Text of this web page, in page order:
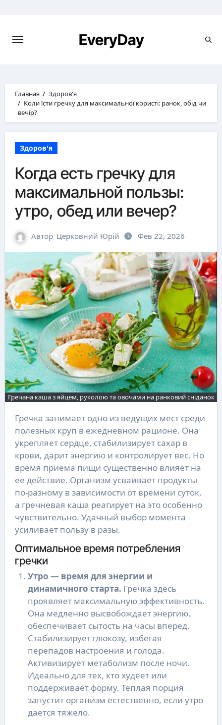
EveryDay
Главная
Здоров'я
Коли їсти гречку для максимальної користі: ранок, обід чи
вечір?
Здоров'я
Когда есть гречку для
максимальной пользы:
утро, обед или вечер?
Автор Церковний Юрій Фев 22, 2026
Гречана каша з яйцем, руколою та овочами на ранковий сніданок
Гречка занимает одно из ведущих мест среди
полезных круп в ежедневном рационе. Она
укрепляет сердце, стабилизирует сахар в
крови, дарит энергию и контролирует вес. Но
время приема пищи существенно влияет на
ее действие. Организм усваивает продукты
по-разному в зависимости от времени суток,
а гречневая каша реагирует на это особенно
чувствительно. Удачный выбор момента
усиливает пользу в разы.
Оптимальное время потребления
гречки
Утро — время для энергии и
динамичного старта. Гречка здесь
проявляет максимальную эффективность.
Она медленно высвобождает энергию,
обеспечивает сытость на часы вперед.
Стабилизирует глюкозу, избегая
перепадов настроения и голода.
Активизирует метаболизм после ночи.
Идеально для тех, кто худеет или
поддерживает форму. Теплая порция
запустит организм естественно, если утро
дается тяжело.